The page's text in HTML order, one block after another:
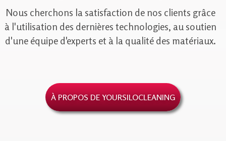
Nous cherchons la satisfaction de nos clients grâce
à l'utilisation des dernières technologies, au soutien
d'une équipe d'experts et à la qualité des matériaux.
À PROPOS DE YOURSILOCLEANING